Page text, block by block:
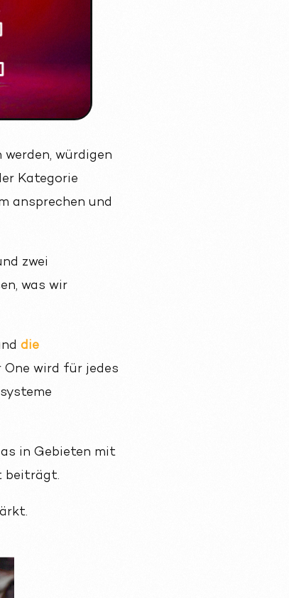
würdigen
Kategorie
ansprechen und
zwei
was wir
die
wird für jedes
in Gebieten mit
beiträgt.